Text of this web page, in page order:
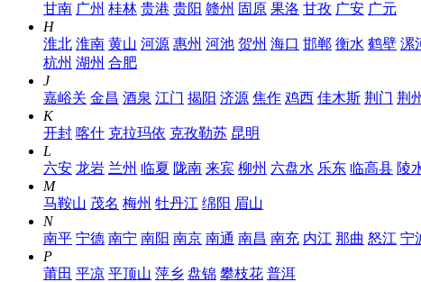
甘南 广州 桂林 贵港 贵阳 赣州 固原 果洛 甘孜 广安 广元
H
淮北 淮南 黄山 河源 惠州 河池 贺州 海口 邯郸 衡水 鹤壁 漯
杭州 湖州 合肥
J
嘉峪关 金昌 酒泉 江门 揭阳 济源 焦作 鸡西 佳木斯 荆门 荆
K
开封 喀什 克拉玛依 克孜勒苏 昆明
L
六安 龙岩 兰州 临夏 陇南 来宾 柳州 六盘水 乐东 临高县 陵
M
马鞍山 茂名 梅州 牡丹江 绵阳 眉山
N
南平 宁德 南宁 南阳 南京 南通 南昌 南充 内江 那曲 怒江 宁
P
莆田 平凉 平顶山 萍乡 盘锦 攀枝花 普洱